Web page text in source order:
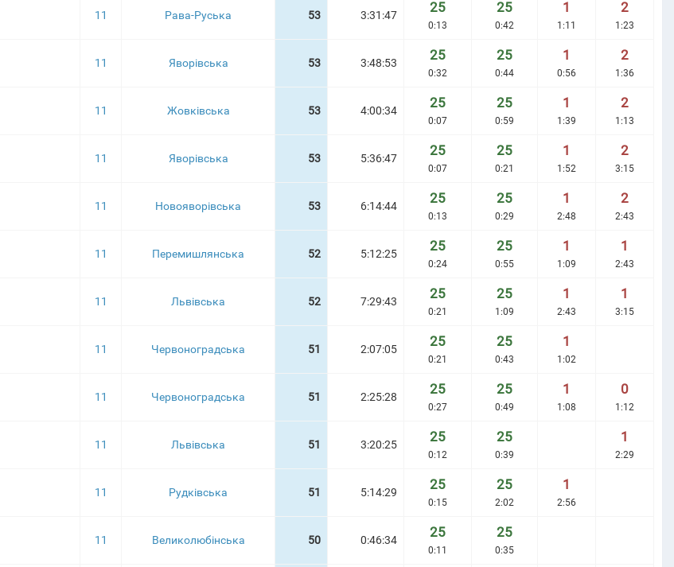
11 Рава-Руська 53 3:31:47 25
0:13
25
0:42
1
1:11
2
1:23
11 Яворівська 53 3:48:53 25
0:32
25
0:44
1
0:56
2
1:36
11 Жовківська 53 4:00:34 25
0:07
25
0:59
1
1:39
2
1:13
11 Яворівська 53 5:36:47 25
0:07
25
0:21
1
1:52
2
3:15
11 Новояворівська 53 6:14:44 25
0:13
25
0:29
1
2:48
2
2:43
11 Перемишлянська 52 5:12:25 25
0:24
25
0:55
1
1:09
1
2:43
11 Львівська 52 7:29:43 25
0:21
25
1:09
1
2:43
1
3:15
11 Червоноградська 51 2:07:05 25
0:21
25
0:43
1
1:02
11 Червоноградська 51 2:25:28 25
0:27
25
0:49
1
1:08
0
1:12
11 Львівська 51 3:20:25 25
0:12
25
0:39
1
2:29
11 Рудківська 51 5:14:29 25
0:15
25
2:02
1
2:56
11 Великолюбінська 50 0:46:34 25
0:11
25
0:35